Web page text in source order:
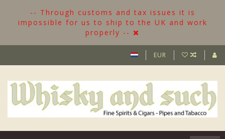
-- Through customs and tax issues it is
impossible for us to ship to the UK and work
properly --
EUR